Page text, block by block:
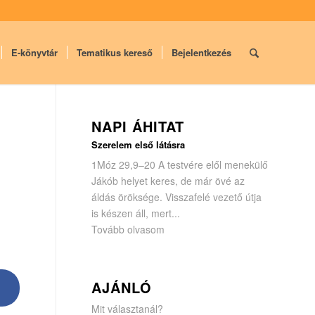
E-könyvtár Tematikus kereső Bejelentkezés
NAPI ÁHITAT
Szerelem első látásra
1Móz 29,9–20 A testvére elől menekülő
Jákób helyet keres, de már övé az
áldás öröksége. Visszafelé vezető útja
is készen áll, mert...
Tovább olvasom
AJÁNLÓ
Mit választanál?